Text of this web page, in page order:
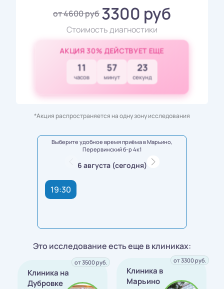
от 4600 руб 3300 руб
Стоимость диагностики
АКЦИЯ 30% ДЕЙСТВУЕТ ЕЩЕ
11
часов
57
минут
21
секунд
*Акция распространяется на одну зону исследования
Выберите удобное время приёма в Марьино,
Перервинский б-р 4к1
6 августа (сегодня)
19:30
Это исследование есть еще в клиниках:
Клиника на
Дубровке
от 3500 руб.
Клиника в
Марьино
от 3300 руб.